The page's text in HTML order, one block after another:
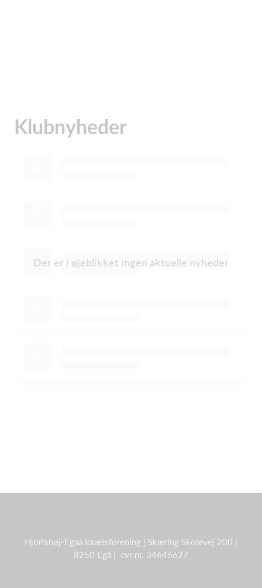
Klubnyheder
Der er i øjeblikket ingen aktuelle nyheder
Hjortshøj-Egaa Idrætsforening | Skæring Skolevej 200 |
8250 Egå | cvr nr. 34646627